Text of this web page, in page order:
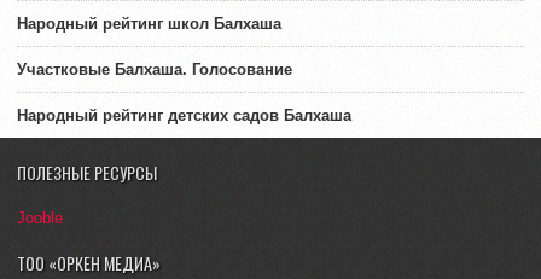
Народный рейтинг школ Балхаша
Участковые Балхаша. Голосование
Народный рейтинг детских садов Балхаша
ПОЛЕЗНЫЕ РЕСУРСЫ
Jooble
ТОО «ОРКЕН МЕДИА»